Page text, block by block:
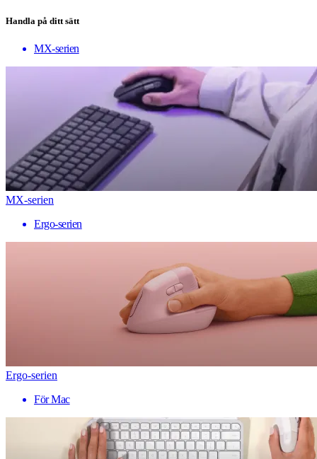
Handla på ditt sätt
MX-serien
MX-serien
Ergo-serien
Ergo-serien
För Mac